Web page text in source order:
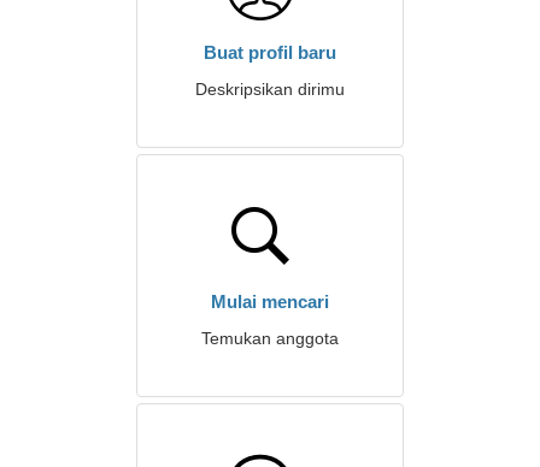
Buat profil baru
Deskripsikan dirimu
Mulai mencari
Temukan anggota